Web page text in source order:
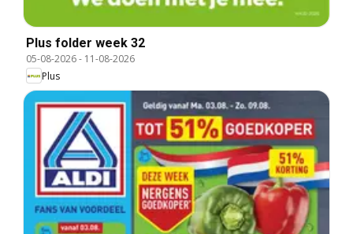
Plus folder week 32
05-08-2026- 11-08-2026
Plus